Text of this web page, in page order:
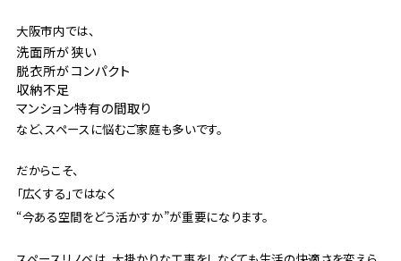
大阪市内では、
洗面所が狭い
脱衣所がコンパクト
収納不足
マンション特有の間取り
など、スペースに悩むご家庭も多いです。
だからこそ、
「広くする」ではなく
“今ある空間をどう活かすか”が重要になります。